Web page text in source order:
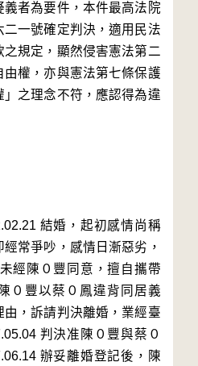
者為要件，本件最高法院
二一號確定判決，適用民法
規定，顯然侵害憲法第二
權，亦與憲法第七條保護
」之理念不符，應認得為違
結婚，起初感情尚稱
常爭吵，感情日漸惡劣，
經陳０豐同意，擅自攜帶
０豐以蔡０鳳違背同居義
，訴請判決離婚，業經臺
判決准陳０豐與蔡０
辦妥離婚登記後，陳